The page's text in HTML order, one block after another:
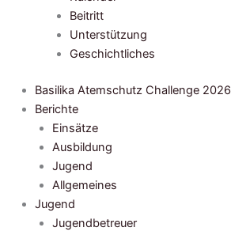
Beitritt
Unterstützung
Geschichtliches
Basilika Atemschutz Challenge 2026
Berichte
Einsätze
Ausbildung
Jugend
Allgemeines
Jugend
Jugendbetreuer